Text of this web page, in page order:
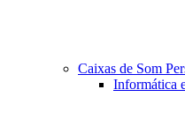
Caixas de Som
Informática